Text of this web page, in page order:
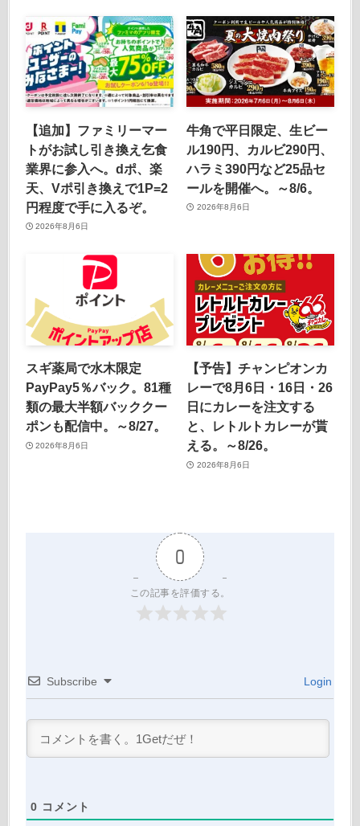
【追加】ファミリーマー
トがお試し引き換え乞食
業界に参入へ。dポ、楽
天、Vポ引き換えで1P=2
円程度で手に入るぞ。
2026年8月6日
牛角で平日限定、生ビー
ル190円、カルビ290円、
ハラミ390円など25品セ
ールを開催へ。～8/6。
2026年8月6日
スギ薬局で水木限定
PayPay5％バック。81種
類の最大半額バッククー
ポンも配信中。～8/27。
2026年8月6日
【予告】チャンピオンカ
レーで8月6日・16日・26
日にカレーを注文する
と、レトルトカレーが貰
える。～8/26。
2026年8月6日
0
この記事を評価する。
Subscribe Login
0 コメント